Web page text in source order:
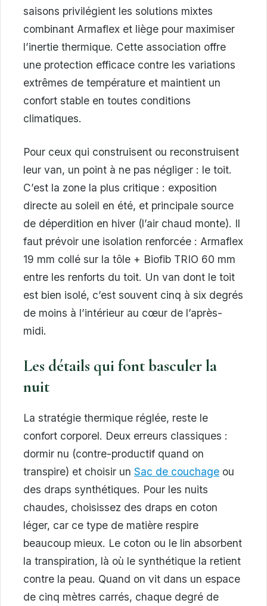
saisons privilégient les solutions mixtes
combinant Armaflex et liège pour maximiser
l’inertie thermique. Cette association offre
une protection efficace contre les variations
extrêmes de température et maintient un
confort stable en toutes conditions
climatiques.
Pour ceux qui construisent ou reconstruisent
leur van, un point à ne pas négliger : le toit.
C’est la zone la plus critique : exposition
directe au soleil en été, et principale source
de déperdition en hiver (l’air chaud monte). Il
faut prévoir une isolation renforcée : Armaflex
19 mm collé sur la tôle + Biofib TRIO 60 mm
entre les renforts du toit. Un van dont le toit
est bien isolé, c’est souvent cinq à six degrés
de moins à l’intérieur au cœur de l’après-
midi.
Les détails qui font basculer la
nuit
La stratégie thermique réglée, reste le
confort corporel. Deux erreurs classiques :
dormir nu (contre-productif quand on
transpire) et choisir un Sac de couchage ou
des draps synthétiques. Pour les nuits
chaudes, choisissez des draps en coton
léger, car ce type de matière respire
beaucoup mieux. Le coton ou le lin absorbent
la transpiration, là où le synthétique la retient
contre la peau. Quand on vit dans un espace
de cinq mètres carrés, chaque degré de